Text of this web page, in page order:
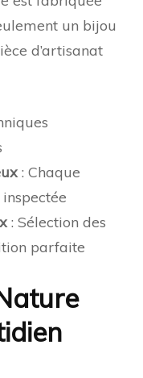
un bijou
d’artisanat
: Chaque
: Sélection des
parfaite